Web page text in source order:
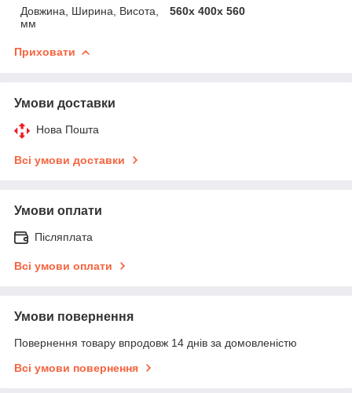
Довжина, Ширина, Висота,
мм
560х 400х 560
Приховати
Умови доставки
Нова Пошта
Всі умови доставки
Умови оплати
Післяплата
Всі умови оплати
Умови повернення
Повернення товару впродовж 14 днів за домовленістю
Всі умови повернення